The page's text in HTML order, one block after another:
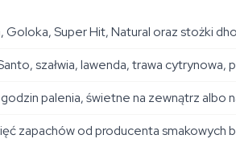
Goloka, Super Hit, Natural oraz stożki
szałwia, lawenda, trawa
palenia, świetne na zewnątrz albo
zapachów od producenta smakowych